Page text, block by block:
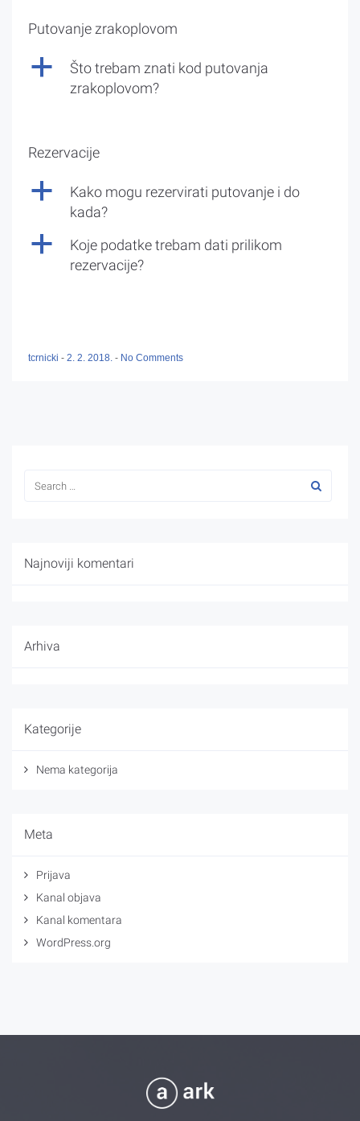
Putovanje zrakoplovom
a
Što trebam znati kod putovanja
zrakoplovom?
Rezervacije
a
Kako mogu rezervirati putovanje i do
kada?
a
Koje podatke trebam dati prilikom
rezervacije?
tcrnicki - 2. 2. 2018. - No Comments
Najnoviji komentari
Arhiva
Kategorije
Nema kategorija
Meta
Prijava
Kanal objava
Kanal komentara
WordPress.org